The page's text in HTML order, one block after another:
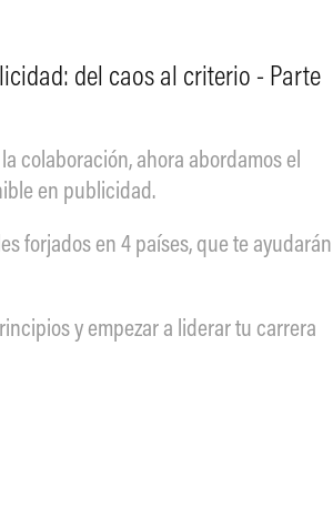
del caos al criterio - Parte
colaboración, ahora abordamos el
en publicidad.
forjados en 4 países, que te ayudarán
y empezar a liderar tu carrera